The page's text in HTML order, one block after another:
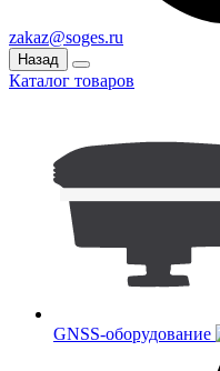
zakaz@soges.ru
Назад
Каталог товаров
GNSS-оборудование